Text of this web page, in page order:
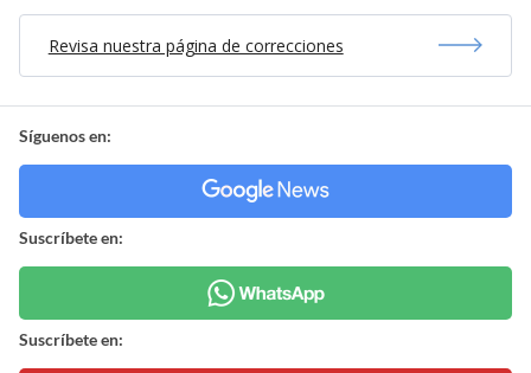
Revisa nuestra página de correcciones
Síguenos en:
Suscríbete en:
Suscríbete en: